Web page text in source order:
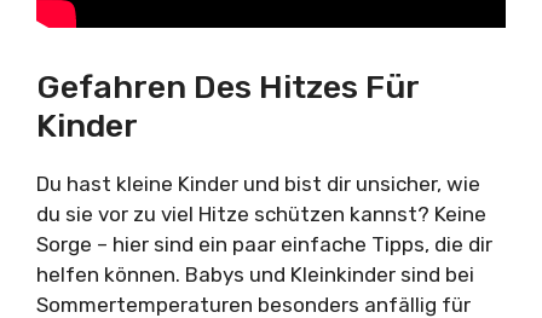
Gefahren Des Hitzes Für
Kinder
Du hast kleine Kinder und bist dir unsicher, wie
du sie vor zu viel Hitze schützen kannst? Keine
Sorge – hier sind ein paar einfache Tipps, die dir
helfen können. Babys und Kleinkinder sind bei
Sommertemperaturen besonders anfällig für